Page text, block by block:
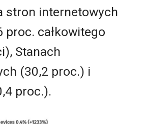
stron internetowych
proc. całkowitego
Stanach
(30,2 proc.) i
proc.).